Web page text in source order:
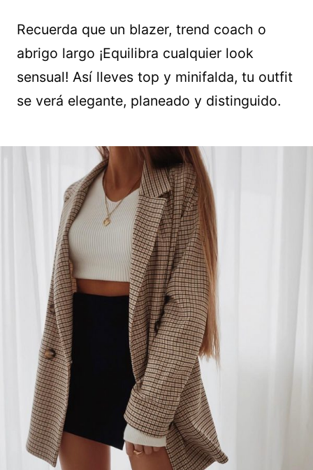
Recuerda que un blazer, trend coach o
abrigo largo ¡Equilibra cualquier look
sensual! Así lleves top y minifalda, tu outfit
se verá elegante, planeado y distinguido.